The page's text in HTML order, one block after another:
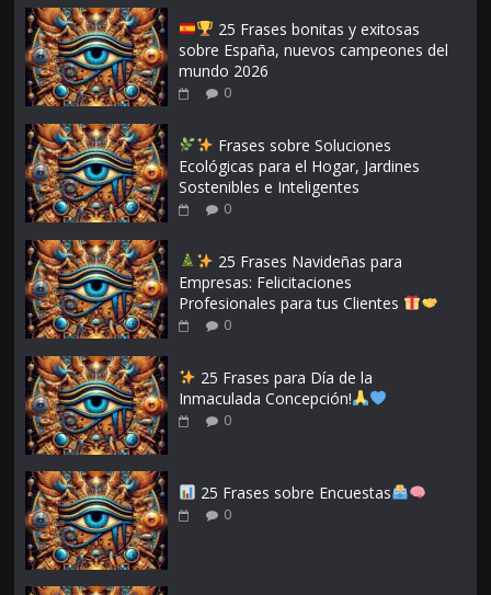
25 Frases bonitas y exitosas
sobre España, nuevos campeones del
mundo 2026
0
Frases sobre Soluciones
Ecológicas para el Hogar, Jardines
Sostenibles e Inteligentes
0
25 Frases Navideñas para
Empresas: Felicitaciones
Profesionales para tus Clientes
0
25 Frases para Día de la
Inmaculada Concepción!
0
25 Frases sobre Encuestas
0